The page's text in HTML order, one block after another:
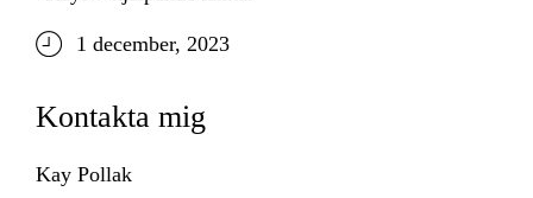
1 december, 2023
Kontakta mig
Kay Pollak